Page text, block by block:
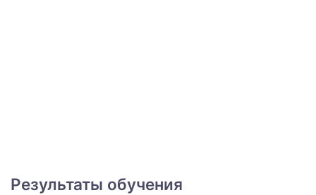
Результаты обучения